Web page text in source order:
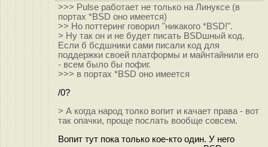
>>> Pulse работает не только на Линуксе (в
портах *BSD оно имеется)
>> Но поттеринг говорил "никакого *BSD!".
> Ну так он и не будет писать BSDшный код.
Если б бсдшники сами писали код для
поддержки своей платформы и майнтайнили его
- всем было бы пофиг.
>>> в портах *BSD оно имеется
/0?
> А когда народ толко вопит и качает права - вот
так опачки, проще послать вообще совсем.
Вопит тут пока только кое-кто один. У него